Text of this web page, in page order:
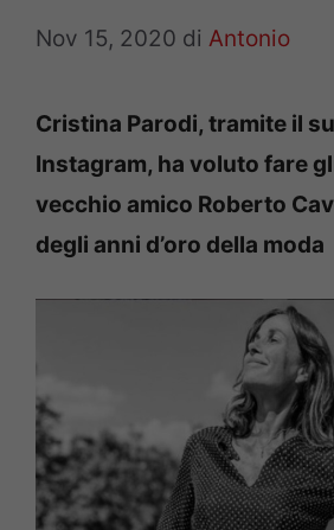
Nov 15, 2020 di Antonio
Cristina Parodi, tramite il
Instagram, ha voluto fare
vecchio amico Roberto
degli anni d’oro della moda